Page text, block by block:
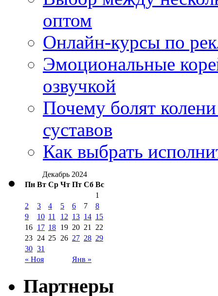
оптом
Онлайн-курсы по
Эмоциональные
озвучкой
Почему болят
суставов
Как выбрать
Декабрь 2024
Пн Вт Ср Чт Пт Сб Вс
« Ноя Янв »
1
2
3 4 5 6 7
8
9
10 11 12 13 14 15
16 17 18 19 20 21 22
23 24 25 26 27 28 29
30 31
Партнеры